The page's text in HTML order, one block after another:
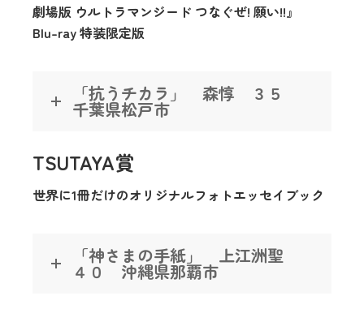
劇場版 ウルトラマンジード つなぐぜ! 願い!!』
Blu-ray 特装限定版
「抗うチカラ」 森惇 ３５
千葉県松戸市
TSUTAYA賞
世界に1冊だけのオリジナルフォトエッセイブック
「神さまの手紙」 上江洲聖
４０ 沖縄県那覇市